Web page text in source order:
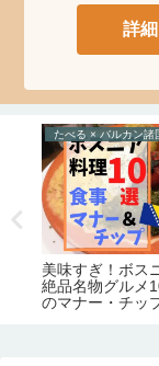
詳
たべる × バルカン諸
美味すぎ！ボス
絶品名物グルメ
のマナー・チッ